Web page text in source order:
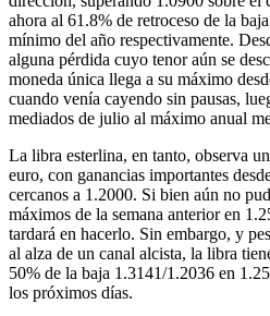
ahora al 61.8% de retroceso de la
mínimo del año respectivamente.
alguna pérdida cuyo tenor aún se
moneda única llega a su máximo
cuando venía cayendo sin pausas,
mediados de julio al máximo anual
La libra esterlina, en tanto, observa
euro, con ganancias importantes
cercanos a 1.2000. Si bien aún no
máximos de la semana anterior en
tardará en hacerlo. Sin embargo, y
al alza de un canal alcista, la libra
50% de la baja 1.3141/1.2036 en
los próximos días.